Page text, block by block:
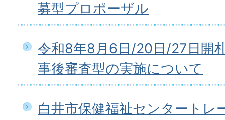
募型プロポーザル
令和8年8月6日/20日/27日開
事後審査型の実施について
白井市保健福祉センタートレ